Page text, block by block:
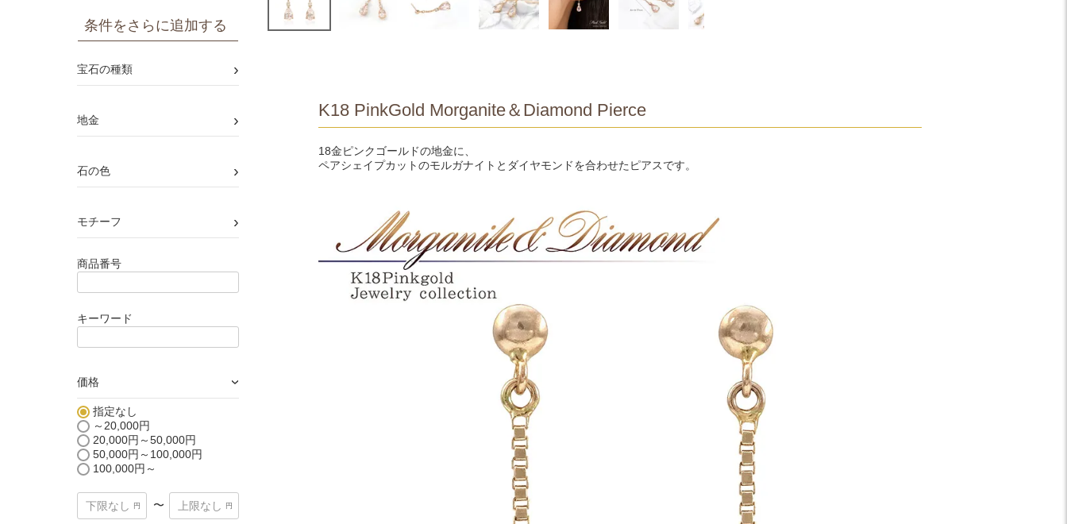
条件をさらに追加する
宝石の種類 ›
地金 ›
石の色 ›
モチーフ ›
商品番号
キーワード
価格 ›
指定なし
～20,000円
20,000円～50,000円
50,000円～100,000円
100,000円～
〜
K18 PinkGold Morganite＆Diamond Pierce
18金ピンクゴールドの地金に、
ペアシェイプカットのモルガナイトとダイヤモンドを合わせたピアスです。